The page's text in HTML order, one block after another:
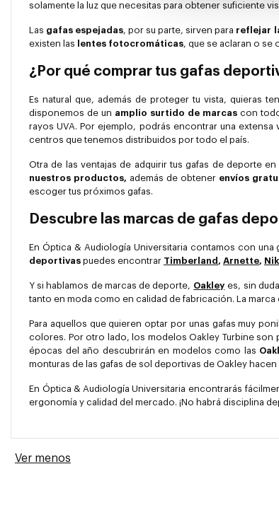
solamente la luz que necesitas para obtener suficiente
Las gafas espejadas, por su parte, sirven para reflejar
existen las
lentes fotocromáticas, que se aclaran o se
¿Por qué comprar tus gafas
Es natural que, además de proteger tu vista, quieras
disponemos de un amplio surtido de marcas con
rayos UVA. Por ejemplo, podrás encontrar una extensa
centros que tenemos distribuidos por todo el país.
Otra de las ventajas de adquirir tus gafas de deporte
nuestros productos, además de obtener envíos
escoger tus próximos gafas.
Descubre las marcas de gafas
En Óptica & Audiología Universitaria contamos con
deportivas puedes encontrar Timberland , Arnette,
Y si hablamos de marcas de deporte, Oakley es, sin
tanto en moda como en calidad de fabricación. La
Para aquellos que quieren optar por unas gafas muy
colores. Por otro lado, los modelos Oakley Turbine son
épocas del año descubrirán en modelos como las
monturas de las gafas de sol deportivas de Oakley
En Óptica & Audiología Universitaria encontrarás
ergonomía y calidad del mercado. ¡No habrá disciplina
Ver menos